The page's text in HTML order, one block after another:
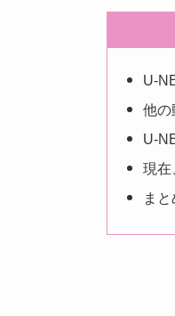
U-
他の
U-
現在
まと